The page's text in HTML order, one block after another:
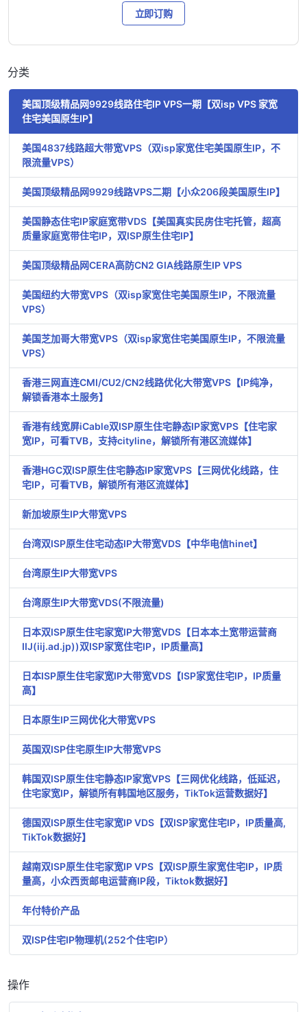
立即订购
分类
美国顶级精品网9929线路住宅IP VPS一期【双isp VPS 家宽
住宅美国原生IP】
美国4837线路超大带宽VPS（双isp家宽住宅美国原生IP，不
限流量VPS）
美国顶级精品网9929线路VPS二期【小众206段美国原生IP】
美国静态住宅IP家庭宽带VDS【美国真实民房住宅托管，超高
质量家庭宽带住宅IP，双ISP原生住宅IP】
美国顶级精品网CERA高防CN2 GIA线路原生IP VPS
美国纽约大带宽VPS（双isp家宽住宅美国原生IP，不限流量
VPS）
美国芝加哥大带宽VPS（双isp家宽住宅美国原生IP，不限流量
VPS）
香港三网直连CMI/CU2/CN2线路优化大带宽VPS【IP纯净，
解锁香港本土服务】
香港有线宽屏iCable双ISP原生住宅静态IP家宽VPS【住宅家
宽IP，可看TVB，支持cityline，解锁所有港区流媒体】
香港HGC双ISP原生住宅静态IP家宽VPS【三网优化线路，住
宅IP，可看TVB，解锁所有港区流媒体】
新加坡原生IP大带宽VPS
台湾双ISP原生住宅动态IP大带宽VDS【中华电信hinet】
台湾原生IP大带宽VPS
台湾原生IP大带宽VDS(不限流量)
日本双ISP原生住宅家宽IP大带宽VDS【日本本土宽带运营商
IIJ(iij.ad.jp))双ISP家宽住宅IP，IP质量高】
日本ISP原生住宅家宽IP大带宽VDS【ISP家宽住宅IP，IP质量
高】
日本原生IP三网优化大带宽VPS
英国双ISP住宅原生IP大带宽VPS
韩国双ISP原生住宅静态IP家宽VPS【三网优化线路，低延迟，
住宅家宽IP，解锁所有韩国地区服务，TikTok运营数据好】
德国双ISP原生住宅家宽IP VDS【双ISP家宽住宅IP，IP质量高,
TikTok数据好】
越南双ISP原生住宅家宽IP VPS【双ISP原生家宽住宅IP，IP质
量高，小众西贡邮电运营商IP段，Tiktok数据好】
年付特价产品
双ISP住宅IP物理机(252个住宅IP）
操作